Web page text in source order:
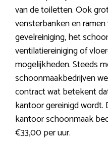
van de toiletten. Ook
vensterbanken en
gevelreiniging, het
ventilatiereiniging of
mogelijkheden. Steeds
schoonmaakbedrijven
contract wat betekent
kantoor gereinigd
kantoor schoonmaak
€33,00 per uur.